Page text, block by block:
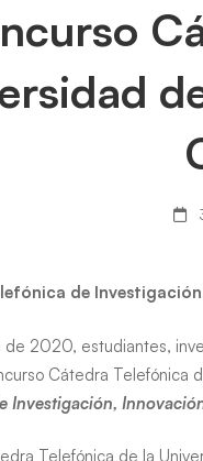
de
2020, estudiantes,
Cátedra Telefónica
Investigación,
Telefónica de la